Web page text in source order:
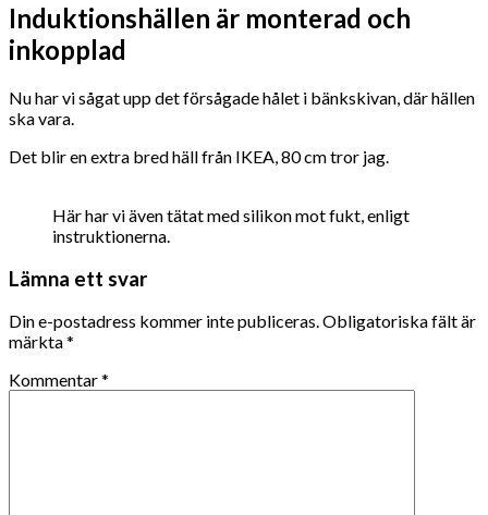
Induktionshällen är monterad och
inkopplad
Nu har vi sågat upp det försågade hålet i bänkskivan, där hällen
ska vara.
Det blir en extra bred häll från IKEA, 80 cm tror jag.
Här har vi även tätat med silikon mot fukt, enligt
instruktionerna.
Lämna ett svar
Din e-postadress kommer inte publiceras.Obligatoriska fält är
märkta*
Kommentar*